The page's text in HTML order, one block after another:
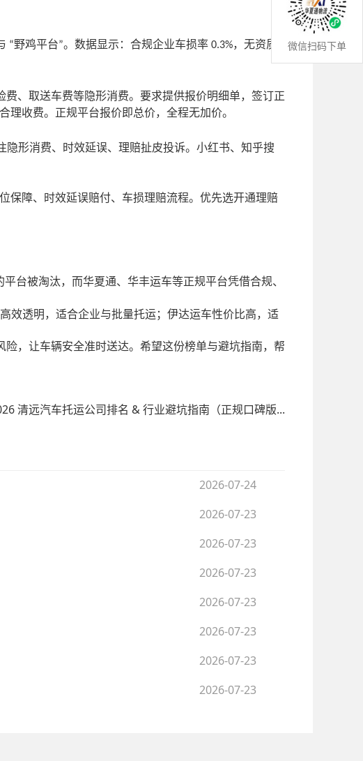
“野鸡平台”。数据显示：合规企业车损率 0.3%，无资质
、取送车费等隐形消费。要求提供报价明细单，签订正
理收费。正规平台报价即总价，全程无加价。
隐形消费、时效延误、理赔扯皮投诉。小红书、知乎搜
保障、时效延误赔付、车损理赔流程。优先选开通理赔
台被淘汰，而华夏通、华丰运车等正规平台凭借合规、
效透明，适合企业与批量托运；伊达运车性价比高，适
，让车辆安全准时送达。希望这份榜单与避坑指南，帮
清远汽车托运公司排名 & 行业避坑指南（正规口碑版...
2026-07-24
2026-07-23
2026-07-23
2026-07-23
2026-07-23
2026-07-23
2026-07-23
2026-07-23
微信扫码下单